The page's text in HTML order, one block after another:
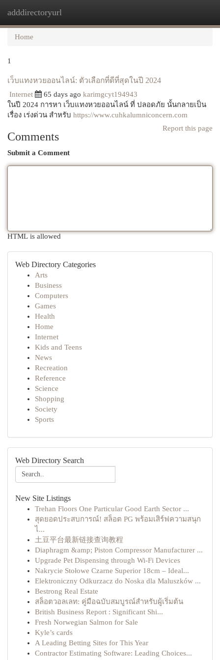
adddirectoryurl
Home
1
เว็บแทงหวยออนไลน์: ตัวเลือกที่ดีที่สุดในปี 2024
Internet 65 days ago karimgcyt194943
ในปี 2024 การหา เว็บแทงหวยออนไลน์ ที่ ปลอดภัย นั้นกลายเป็น
เรื่อง เร่งด่วน สำหรับ https://www.cuhkalumniconcern.com
Report this page
Comments
Submit a Comment
HTML is allowed
Web Directory Categories
Arts
Business
Computers
Games
Health
Home
Internet
Kids and Teens
News
Recreation
Reference
Science
Shopping
Society
Sports
Web Directory Search
New Site Listings
Trehan Floors One Particular Good Earth Sector ...
สุดยอดประสบการณ์! สล็อต PG พร้อมเสิร์ฟความสนุก
ไ...
土豆平台最新链接查询教程
Diaphragm &amp; Piston Compressor Manufacturer ...
Upgrade Pet Dispensing through Wi-Fi Devices
Nakrycie Stołowe Czarne Superior 18cm – Ideal...
Elektroniczny Odkurzacz do Noska dla Maluszków ...
Bestrong Real Estate
สล็อตวอลเลท: คู่มือฉบับสมบูรณ์สำหรับผู้เริ่มต้น
British Business Report : Significant Shi...
Fresh Norwegian Salmon for Sale
Kyle’s cards
A Leading Betting Sites for This Year
Contractor Estimating Software: Leading Choices...